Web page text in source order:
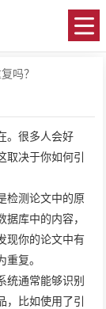
吗？
。很多人会好
取决于你如何引
检测论文中的原
库中的内容，
现你的论文中有
复。
统通常能够识别
，比如使用了引